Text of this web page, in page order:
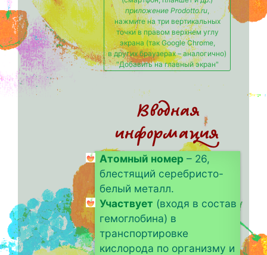
приложение Prodotto.ru
нажмите на три вертикальных
точки в правом верхнем углу
экрана (так Google Chrome,
в других браузерах – аналогично)
"Добавить на главный экран"
Вводная
информация
Атомный номер – 26,
блестящий серебристо-
белый металл.
Участвует (входя в состав
гемоглобина) в
транспортировке
кислорода по организму и